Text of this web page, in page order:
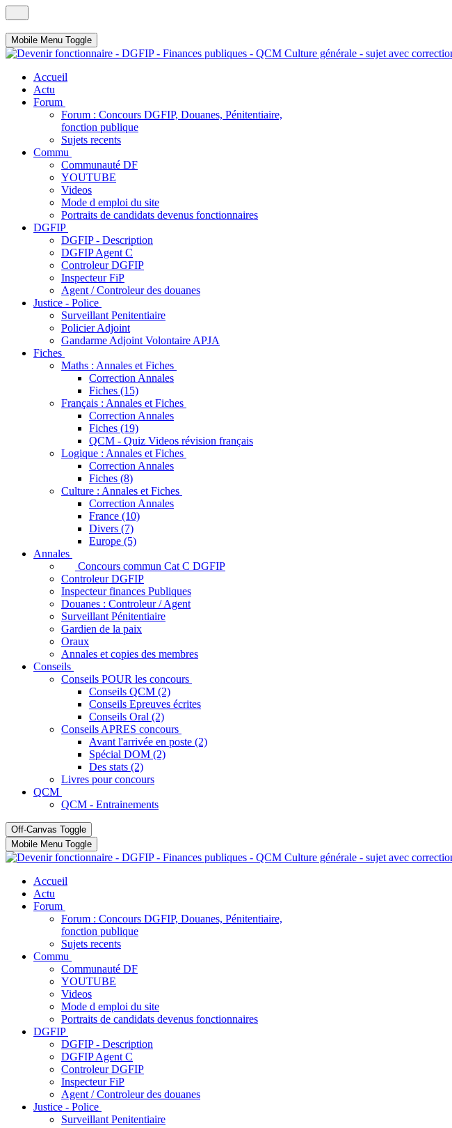
Mobile Menu Toggle
Accueil
Actu
Forum
Forum : Concours DGFIP, Douanes, Pénitentiaire,
fonction publique
Sujets recents
Commu
Communauté DF
YOUTUBE
Videos
Mode d emploi du site
Portraits de candidats devenus fonctionnaires
DGFIP
DGFIP - Description
DGFIP Agent C
Controleur DGFIP
Inspecteur FiP
Agent / Controleur des douanes
Justice - Police
Surveillant Penitentiaire
Policier Adjoint
Gandarme Adjoint Volontaire APJA
Fiches
Maths : Annales et Fiches
Correction Annales
Fiches (15)
Français : Annales et Fiches
Correction Annales
Fiches (19)
QCM - Quiz Videos révision français
Logique : Annales et Fiches
Correction Annales
Fiches (8)
Culture : Annales et Fiches
Correction Annales
France (10)
Divers (7)
Europe (5)
Annales
Concours commun Cat C DGFIP
Controleur DGFIP
Inspecteur finances Publiques
Douanes : Controleur / Agent
Surveillant Pénitentiaire
Gardien de la paix
Oraux
Annales et copies des membres
Conseils
Conseils POUR les concours
Conseils QCM (2)
Conseils Epreuves écrites
Conseils Oral (2)
Conseils APRES concours
Avant l'arrivée en poste (2)
Spécial DOM (2)
Des stats (2)
Livres pour concours
QCM
QCM - Entrainements
Off-Canvas Toggle
Mobile Menu Toggle
Accueil
Actu
Forum
Forum : Concours DGFIP, Douanes, Pénitentiaire,
fonction publique
Sujets recents
Commu
Communauté DF
YOUTUBE
Videos
Mode d emploi du site
Portraits de candidats devenus fonctionnaires
DGFIP
DGFIP - Description
DGFIP Agent C
Controleur DGFIP
Inspecteur FiP
Agent / Controleur des douanes
Justice - Police
Surveillant Penitentiaire